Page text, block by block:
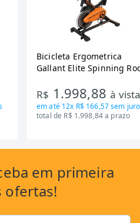
Bicicleta Ergometrica
Gallant Elite Spinning
Mecanica GSB13HBTA-PT
R$ 1.998,88à
em até 12x R$ 166,57sem
total de R$ 1.998,84 a prazo
em primeira
ofertas!